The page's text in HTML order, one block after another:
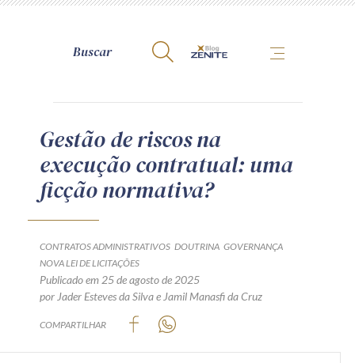
A Zênite
Como publicar conosco
Site da Zênite
Termos de uso
Política de Privacidade
Guia de Direitos dos Titulares de Dados
Encarregado (contato)
Gestão de riscos na
execução contratual: uma
ficção normativa?
CONTRATOS ADMINISTRATIVOS DOUTRINA GOVERNANÇA
NOVA LEI DE LICITAÇÕES
Publicado em 25 de agosto de 2025
por Jader Esteves da Silvae Jamil Manasfi da Cruz
COMPARTILHAR